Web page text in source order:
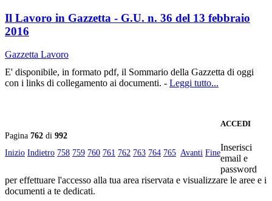
Il Lavoro in Gazzetta - G.U. n. 36 del 13 febbraio
2016
Gazzetta Lavoro
E' disponibile, in formato pdf, il Sommario della Gazzetta di oggi
con i links di collegamento ai documenti. - Leggi tutto...
Pagina 762 di 992
Inizio Indietro 758 759 760 761 762 763 764 765 Avanti Fine
ACCEDI
Inserisci
email e
password
per effettuare l'accesso alla tua area riservata e visualizzare le aree e i
documenti a te dedicati.